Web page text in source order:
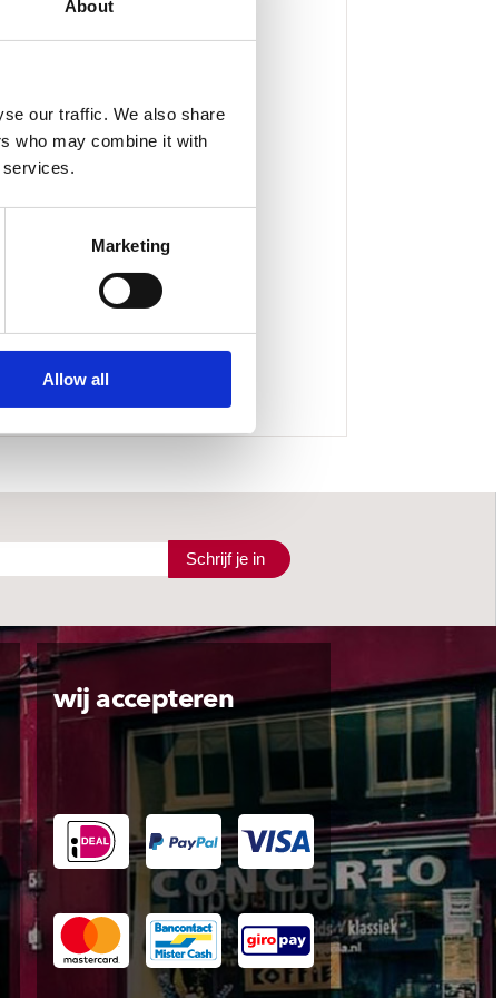
About
our traffic. We also share
who may combine it with
services.
Marketing
Allow all
Schrijf je in
wij accepteren